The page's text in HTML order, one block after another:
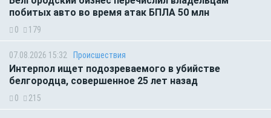
побитых авто во время атак БПЛА 50 млн
0 179
07.08.2026 15:32 Происшествия
Интерпол ищет подозреваемого в убийстве
белгородца, совершенное 25 лет назад
0 215